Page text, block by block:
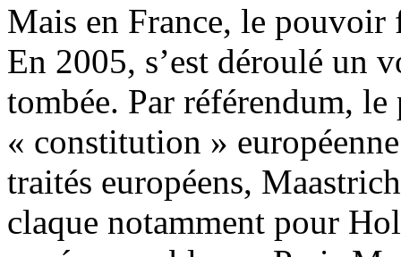
Mais en France, le pouvoir
En 2005, s’est déroulé un
tombée. Par référendum,
« constitution »
traités européens,
claque notamment pour